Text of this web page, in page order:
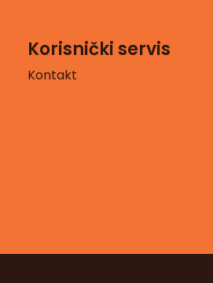
Korisnički servis
Kontakt